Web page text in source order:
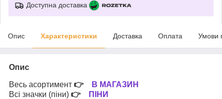
Доступна доставка
Опис Характеристики Доставка Оплата Умови
Опис
Весь асортимент 👉
В МАГАЗИН
Всі значки (піни) 👉
ПІНИ